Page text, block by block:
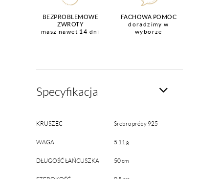
BEZPROBLEMOWE
ZWROTY
masz nawet 14 dni
FACHOWA POMOC
doradzimy w
wyborze
Specyfikacja
KRUSZEC Srebro próby 925
WAGA 5.11 g
DŁUGOŚĆ ŁAŃCUSZKA 50 cm